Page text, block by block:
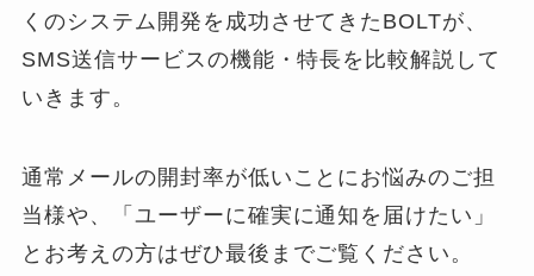
くのシステム開発を成功させてきたBOLTが、
SMS送信サービスの機能・特長を比較解説して
いきます。
通常メールの開封率が低いことにお悩みのご担
当様や、「ユーザーに確実に通知を届けたい」
とお考えの方はぜひ最後までご覧ください。